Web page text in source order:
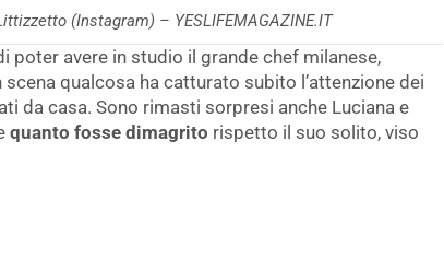
(Instagram) – YESLIFEMAGAZINE.IT
poter avere in studio il grande chef milanese,
qualcosa ha catturato subito l’attenzione dei
da casa. Sono rimasti sorpresi anche Luciana e
quanto fosse dimagrito rispetto il suo solito, viso